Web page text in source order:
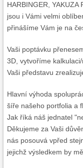
HARBINGER,
jsou i Vámi velmi
přinášíme Vám je na
Vaši poptávku
3D, vytvoříme
Vaši představu
Hlavní výhoda
šíře našeho portfolia a
Jak říká náš jednatel
Děkujeme za Vaši
nás posouvá vpřed
jejichž výsledkem by